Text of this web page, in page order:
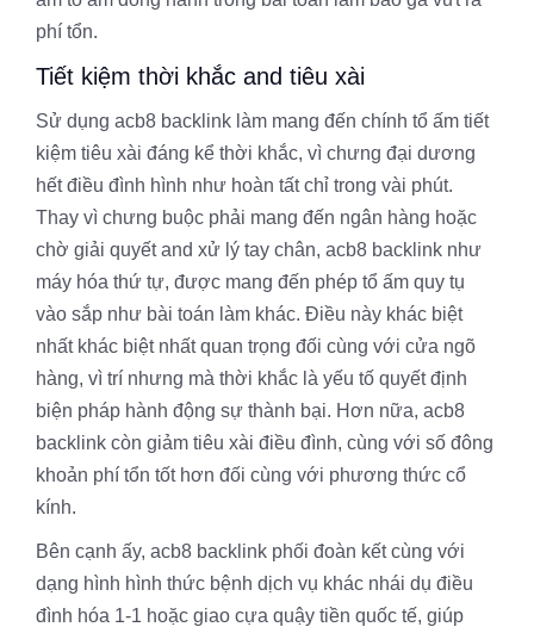
phí tổn.
Tiết kiệm thời khắc and tiêu xài
Sử dụng acb8 backlink làm mang đến chính tổ ấm tiết
kiệm tiêu xài đáng kể thời khắc, vì chưng đại dương
hết điều đình hình như hoàn tất chỉ trong vài phút.
Thay vì chưng buộc phải mang đến ngân hàng hoặc
chờ giải quyết and xử lý tay chân, acb8 backlink như
máy hóa thứ tự, được mang đến phép tổ ấm quy tụ
vào sắp như bài toán làm khác. Điều này khác biệt
nhất khác biệt nhất quan trọng đối cùng với cửa ngõ
hàng, vì trí nhưng mà thời khắc là yếu tố quyết định
biện pháp hành động sự thành bại. Hơn nữa, acb8
backlink còn giảm tiêu xài điều đình, cùng với số đông
khoản phí tổn tốt hơn đối cùng với phương thức cổ
kính.
Bên cạnh ấy, acb8 backlink phối đoàn kết cùng với
dạng hình hình thức bệnh dịch vụ khác nhái dụ điều
đình hóa 1-1 hoặc giao cựa quậy tiền quốc tế, giúp